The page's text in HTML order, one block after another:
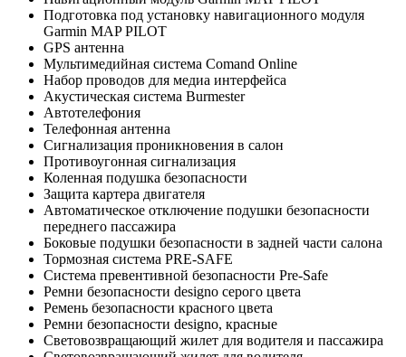
Подготовка под установку навигационного модуля
Garmin MAP PILOT
GPS антенна
Мультимедийная система Comand Online
Набор проводов для медиа интерфейса
Акустическая система Burmester
Автотелефония
Телефонная антенна
Сигнализация проникновения в салон
Противоугонная сигнализация
Коленная подушка безопасности
Защита картера двигателя
Автоматическое отключение подушки безопасности
переднего пассажира
Боковые подушки безопасности в задней части салона
Тормозная система PRE-SAFE
Система превентивной безопасности Pre-Safe
Ремни безопасности designo серого цвета
Ремень безопасности красного цвета
Ремни безопасности designo, красные
Световозвращающий жилет для водителя и пассажира